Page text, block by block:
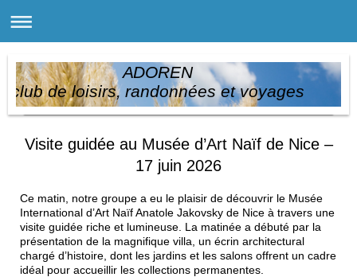
ADOREN
club de loisirs, randonnées et voyages
Visite guidée au Musée d’Art Naïf de Nice –
17 juin 2026
Ce matin, notre groupe a eu le plaisir de découvrir le Musée
International d’Art Naïf Anatole Jakovsky de Nice à travers une
visite guidée riche et lumineuse. La matinée a débuté par la
présentation de la magnifique villa, un écrin architectural
chargé d’histoire, dont les jardins et les salons offrent un cadre
idéal pour accueillir les collections permanentes.